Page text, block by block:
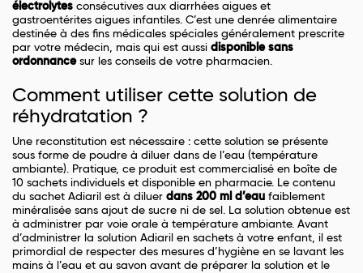
électrolytes consécutives aux diarrhées aigues et
gastroentérites aigues infantiles. C’est une denrée alimentaire
destinée à des fins médicales spéciales généralement prescrite
par votre médecin, mais qui est aussi disponible sans
ordonnance sur les conseils de votre pharmacien.
Comment utiliser cette solution de
réhydratation ?
Une reconstitution est nécessaire : cette solution se présente
sous forme de poudre à diluer dans de l’eau (température
ambiante). Pratique, ce produit est commercialisé en boîte de
10 sachets individuels et disponible en pharmacie. Le contenu
du sachet Adiaril est à diluer dans 200 ml d’eau faiblement
minéralisée sans ajout de sucre ni de sel. La solution obtenue est
à administrer par voie orale à température ambiante. Avant
d’administrer la solution Adiaril en sachets à votre enfant, il est
primordial de respecter des mesures d’hygiène en se lavant les
mains à l’eau et au savon avant de préparer la solution et le